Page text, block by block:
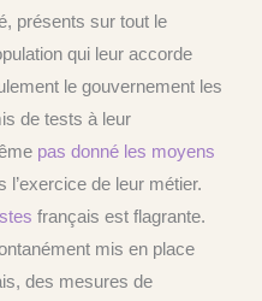
présents sur tout le
qui leur accorde
le gouvernement les
de tests à leur
pas donné les moyens
l’exercice de leur métier.
français est flagrante.
mis en place
des mesures de